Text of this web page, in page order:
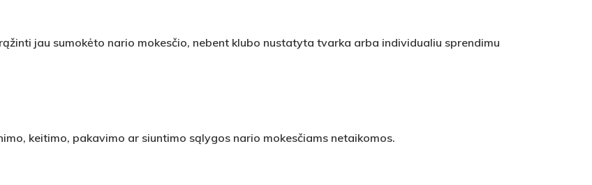
jau sumokėto nario mokesčio, nebent klubo nustatyta tvarka arba individualiu sprendimu
keitimo, pakavimo ar siuntimo sąlygos nario mokesčiams netaikomos.